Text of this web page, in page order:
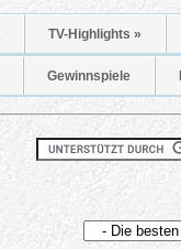
TV-Highlights »
Gewinnspiele